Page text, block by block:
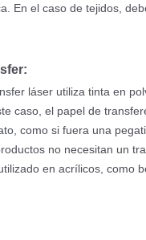
En el caso de tejidos,
láser utiliza tinta en
caso, el papel de
como si fuera una
no necesitan un
en acrílicos, como